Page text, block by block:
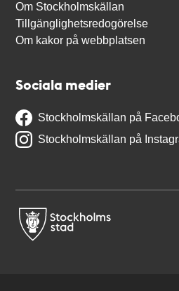
Om Stockholmskällan
Tillgänglighetsredogörelse
Om kakor på webbplatsen
Sociala medier
Stockholmskällan på
Stockholmskällan på